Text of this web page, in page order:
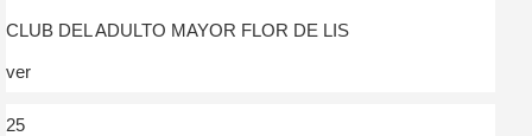
CLUB DEL ADULTO MAYOR FLOR DE LIS
ver
25